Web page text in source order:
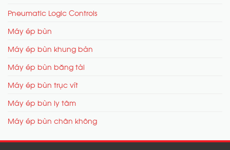
Pneumatic Logic Controls
Máy ép bùn
Máy ép bùn khung bản
Máy ép bùn băng tải
Máy ép bùn trục vít
Máy ép bùn ly tâm
Máy ép bùn chân không